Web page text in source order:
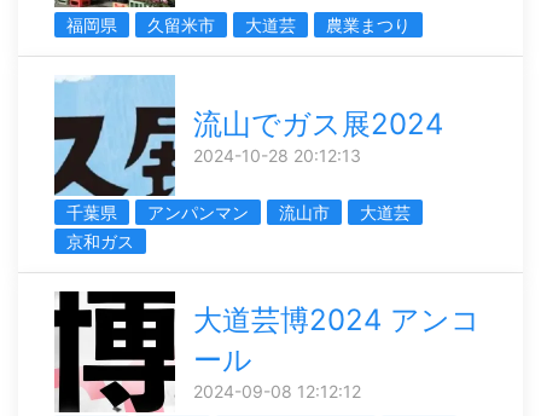
福岡県 久留米市 大道芸 農業まつり
流山でガス展2024
2024-10-28 20:12:13
千葉県 アンパンマン 流山市
大道芸
京和ガス
大道芸博2024 アンコ
ール
2024-09-08 12:12:12